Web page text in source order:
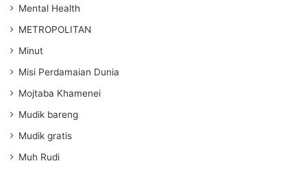
Mental Health
METROPOLITAN
Minut
Misi Perdamaian Dunia
Mojtaba Khamenei
Mudik bareng
Mudik gratis
Muh Rudi